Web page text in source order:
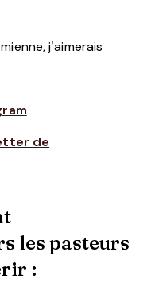
j’aimerais
de
les pasteurs
: